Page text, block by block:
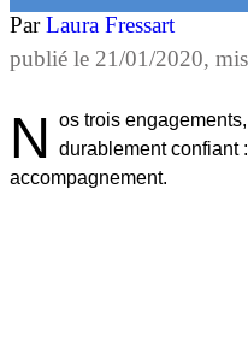
ParLaura Fressart
publié le 21/01/2020,
N os trois
durablement confiant
accompagnement.